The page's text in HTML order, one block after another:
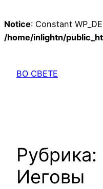
Notice: Constant
/home/inlightn/
содержимому
ВО СВЕТЕ
Рубрика:
Иеговы